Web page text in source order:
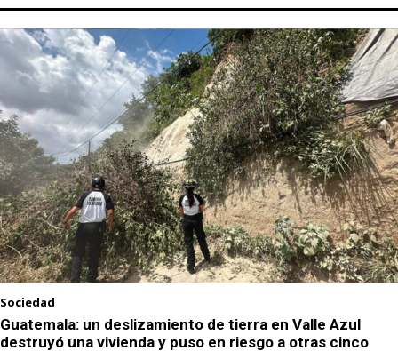
Sociedad
Guatemala: un deslizamiento de tierra en Valle Azul
destruyó una vivienda y puso en riesgo a otras cinco